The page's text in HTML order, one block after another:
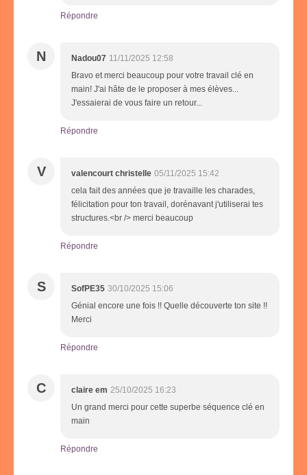
Répondre
N Nadou07 11/11/2025 12:58
Bravo et merci beaucoup pour votre travail clé en
main! J'ai hâte de le proposer à mes élèves...
J'essaierai de vous faire un retour...
Répondre
V valencourt christelle 05/11/2025 15:42
cela fait des années que je travaille les charades,
félicitation pour ton travail, dorénavant j'utiliserai tes
structures.<br /> merci beaucoup
Répondre
S SofPE35 30/10/2025 15:06
Génial encore une fois !! Quelle découverte ton site !!
Merci
Répondre
C claire em 25/10/2025 16:23
Un grand merci pour cette superbe séquence clé en
main
Répondre